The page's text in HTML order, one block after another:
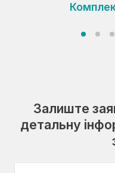
Залиште
детальну